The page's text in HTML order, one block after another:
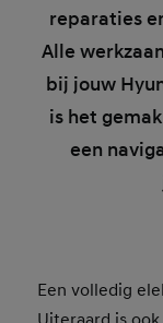
reparaties
Alle
bij jouw
is het
een
Een volledig